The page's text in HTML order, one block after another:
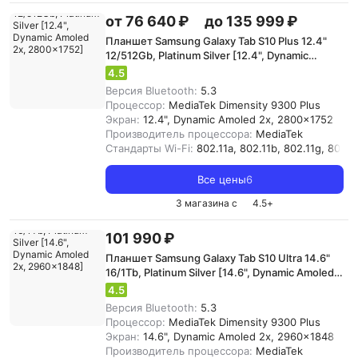
от 76 640 ₽ до 135 999 ₽
Планшет Samsung Galaxy Tab S10 Plus 12.4"
12/512Gb, Platinum Silver [12.4", Dynamic
Amoled 2x, 2800x1752]
4.5
Версия Bluetooth: 5.3
Процессор: MediaTek Dimensity 9300 Plus
Экран: 12.4", Dynamic Amoled 2x, 2800x1752
Производитель процессора: MediaTek
Стандарты Wi-Fi: 802.11a, 802.11b, 802.11g,
Все цены6
3 магазина с 4.5+
101 990 ₽
Планшет Samsung Galaxy Tab S10 Ultra 14.6"
16/1Tb, Platinum Silver [14.6", Dynamic Amoled
2x, 2960x1848]
4.5
Версия Bluetooth: 5.3
Процессор: MediaTek Dimensity 9300 Plus
Экран: 14.6", Dynamic Amoled 2x, 2960x1848
Производитель процессора: MediaTek